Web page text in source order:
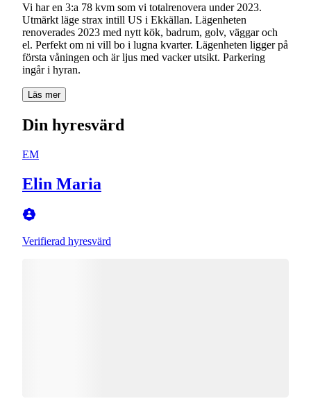
Vi har en 3:a 78 kvm som vi totalrenovera under 2023.
Utmärkt läge strax intill US i Ekkällan. Lägenheten
renoverades 2023 med nytt kök, badrum, golv, väggar och
el. Perfekt om ni vill bo i lugna kvarter. Lägenheten ligger på
första våningen och är ljus med vacker utsikt. Parkering
Läs mer
Din hyresvärd
EM
Elin Maria
Verifierad hyresvärd